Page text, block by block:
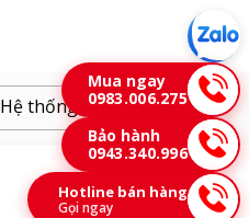
Hệ thống cửa hàng
Mua ngay
0983.006.275
Bảo hành
0943.340.996
Hotline bán hàng
Gọi ngay